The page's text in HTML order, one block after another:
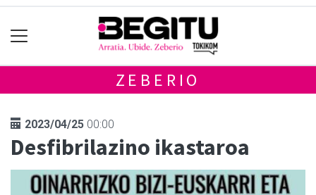
ZEBERIO
2023/04/25 00:00
Desfibrilazino ikastaroa